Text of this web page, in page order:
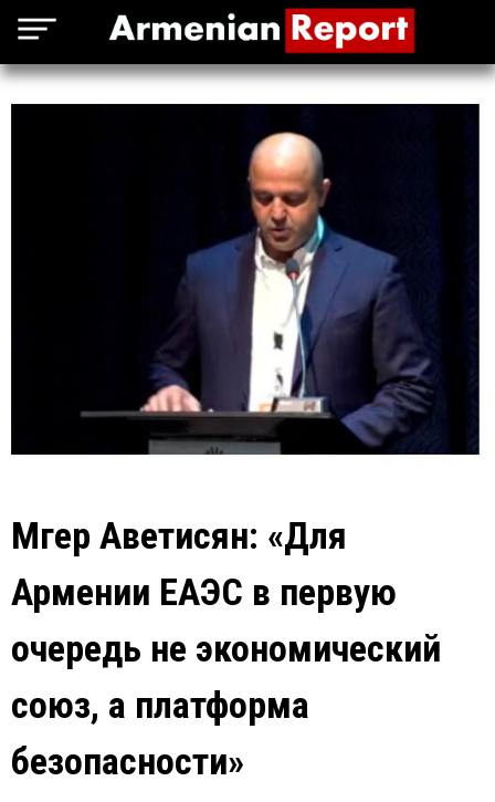
Мгер Аветисян: «Для
Армении ЕАЭС в первую
очередь не экономический
союз, а платформа
безопасности»